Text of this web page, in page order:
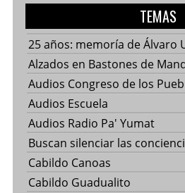
TEMAS
25 años: memoría de Álvaro
Alzados en Bastones de
Audios Congreso de los
Audios Escuela
Audios Radio Pa' Yumat
Buscan silenciar las
Cabildo Canoas
Cabildo Guadualito